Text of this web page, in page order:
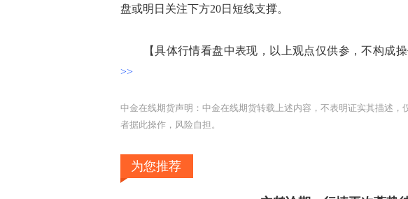
盘或明日关注下方20日短线支撑。
【具体行情看盘中表现，以上观点仅供参，不构成操
>>
中金在线期货声明：中金在线期货转载上述内容，不表明证实其描述，
者据此操作，风险自担。
为您推荐